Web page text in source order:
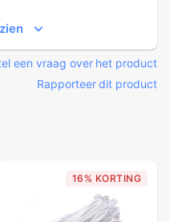
een vraag over het product
Rapporteer dit product
16% KORTING